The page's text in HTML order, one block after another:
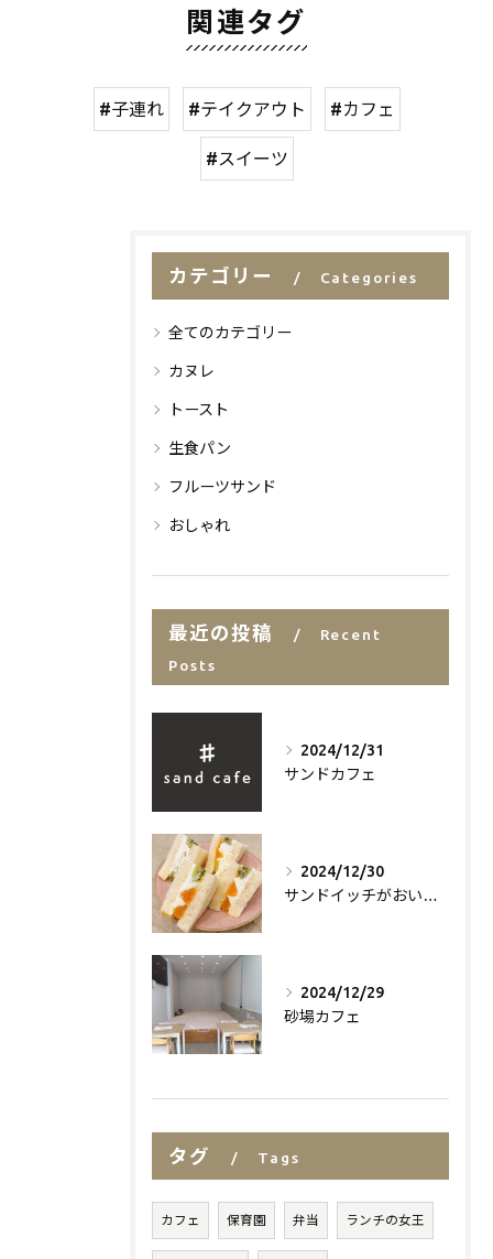
関連タグ
#子連れ #テイクアウト #カフェ
#スイーツ
カテゴリー Categories
全てのカテゴリー
カヌレ
トースト
生食パン
フルーツサンド
おしゃれ
最近の投稿
Recent
Posts
2024/12/31
サンドカフェ
2024/12/30
サンドイッチがおいしいお店
2024/12/29
砂場カフェ
タグ Tags
カフェ 保育園 弁当 ランチの女王